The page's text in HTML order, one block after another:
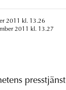
2011 kl. 13.26
2011 kl. 13.27
presstjänst